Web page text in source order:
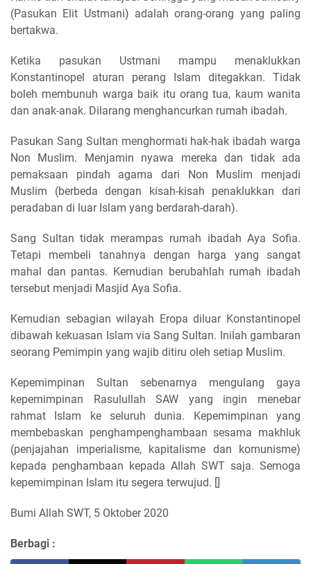
(Pasukan Elit Ustmani) adalah orang-orang yang paling
bertakwa.
Ketika pasukan Ustmani mampu menaklukkan
Konstantinopel aturan perang Islam ditegakkan. Tidak
boleh membunuh warga baik itu orang tua, kaum wanita
dan anak-anak. Dilarang menghancurkan rumah ibadah.
Pasukan Sang Sultan menghormati hak-hak ibadah warga
Non Muslim. Menjamin nyawa mereka dan tidak ada
pemaksaan pindah agama dari Non Muslim menjadi
Muslim (berbeda dengan kisah-kisah penaklukkan dari
peradaban di luar Islam yang berdarah-darah).
Sang Sultan tidak merampas rumah ibadah Aya Sofia.
Tetapi membeli tanahnya dengan harga yang sangat
mahal dan pantas. Kemudian berubahlah rumah ibadah
tersebut menjadi Masjid Aya Sofia.
Kemudian sebagian wilayah Eropa diluar Konstantinopel
dibawah kekuasan Islam via Sang Sultan. Inilah gambaran
seorang Pemimpin yang wajib ditiru oleh setiap Muslim.
Kepemimpinan Sultan sebenarnya mengulang gaya
kepemimpinan Rasulullah SAW yang ingin menebar
rahmat Islam ke seluruh dunia. Kepemimpinan yang
membebaskan penghampenghambaan sesama makhluk
(penjajahan imperialisme, kapitalisme dan komunisme)
kepada penghambaan kepada Allah SWT saja. Semoga
kepemimpinan Islam itu segera terwujud. []
Bumi Allah SWT, 5 Oktober 2020
Berbagi :